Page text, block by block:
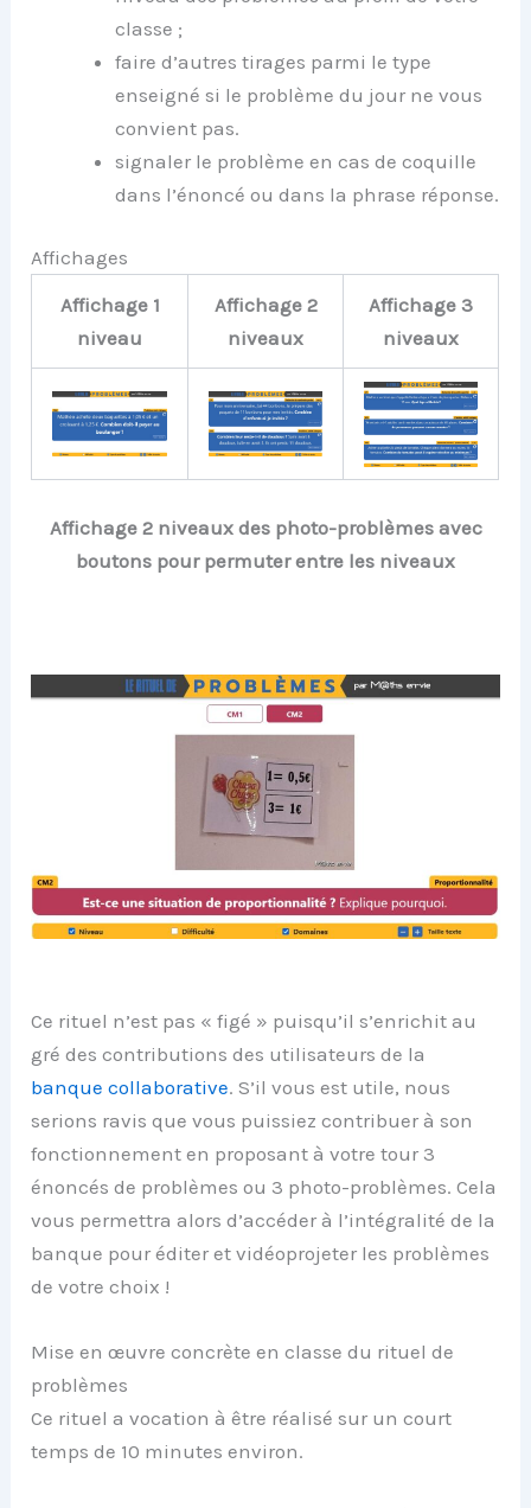
classe ;
faire d’autres tirages parmi le type
enseigné si le problème du jour ne vous
convient pas.
signaler le problème en cas de coquille
dans l’énoncé ou dans la phrase réponse.
Affichages
Affichage 1
niveau
Affichage 2
niveaux
Affichage 3
niveaux
Affichage 2 niveaux des photo-problèmes avec
boutons pour permuter entre les niveaux
Ce rituel n’est pas « figé » puisqu’il s’enrichit au
gré des contributions des utilisateurs de la
banque collaborative. S’il vous est utile, nous
serions ravis que vous puissiez contribuer à son
fonctionnement en proposant à votre tour 3
énoncés de problèmes ou 3 photo-problèmes. Cela
vous permettra alors d’accéder à l’intégralité de la
banque pour éditer et vidéoprojeter les problèmes
de votre choix !
Mise en œuvre concrète en classe du rituel de
problèmes
Ce rituel a vocation à être réalisé sur un court
temps de 10 minutes environ.